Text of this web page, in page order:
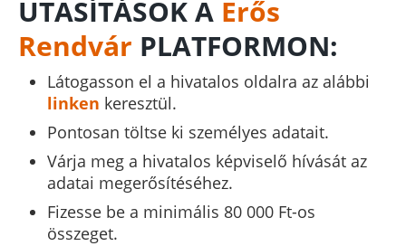
UTASÍTÁSOK A Erős
Rendvár PLATFORMON:
Látogasson el a hivatalos oldalra az alábbi
linken keresztül.
Pontosan töltse ki személyes adatait.
Várja meg a hivatalos képviselő hívását az
adatai megerősítéséhez.
Fizesse be a minimális 80 000 Ft-os
összeget.